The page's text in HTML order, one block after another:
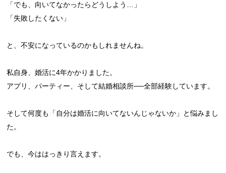
「でも、向いてなかったらどうしよう…」
「失敗したくない」
と、不安になっているのかもしれませんね。
私自身、婚活に4年かかりました。
アプリ、パーティー、そして結婚相談所──全部経験しています。
そして何度も「自分は婚活に向いてないんじゃないか」と悩みまし
た。
でも、今ははっきり言えます。